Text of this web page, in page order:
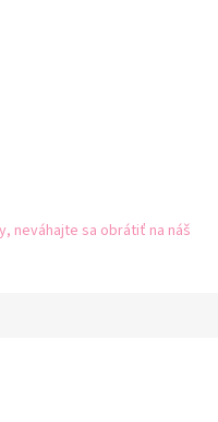
neváhajte sa obrátiť na náš